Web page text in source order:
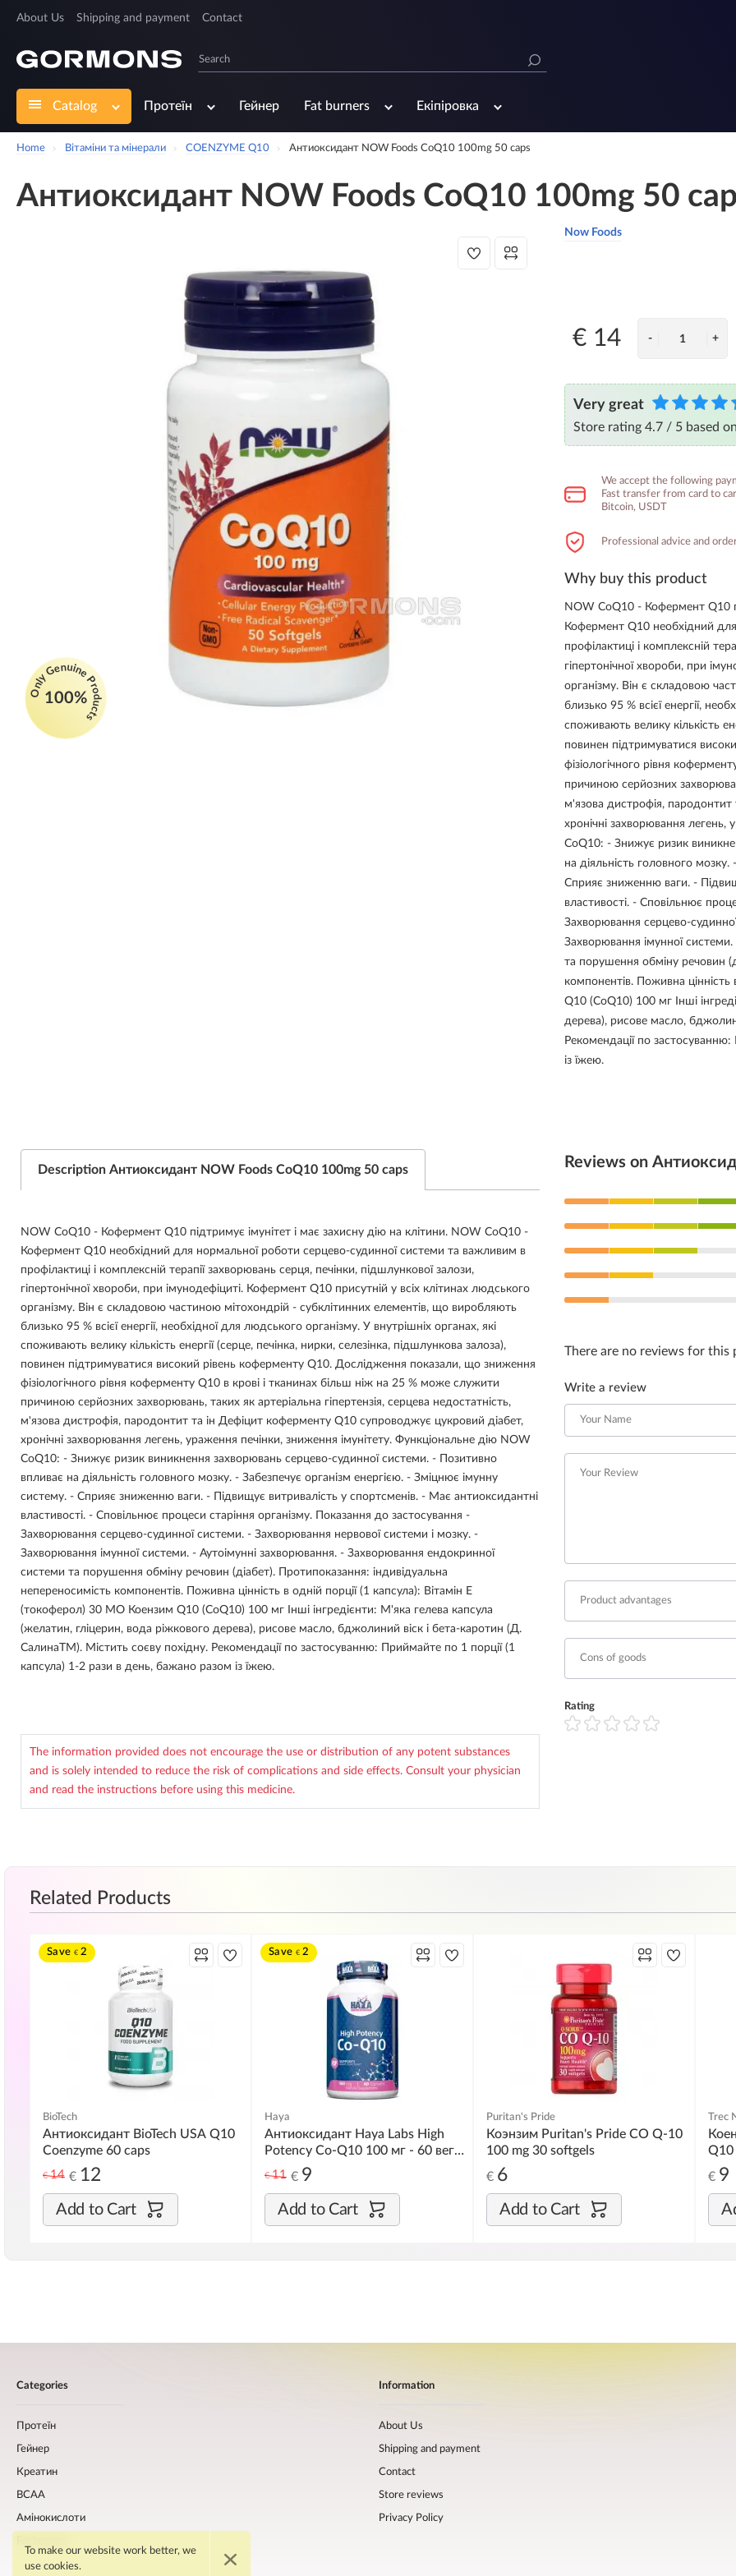
About Us Shipping and payment Contact
Catalog Протеїн Гейнер Fat burners Екіпіровка
Home Вітаміни та мінерали COENZYME Q10 Антиоксидант NOW Foods CoQ10 100mg 50 caps
Антиоксидант NOW Foods CoQ10 100mg 50
Only Genuine Products
100%
Now Foods
€ 14
Very great
Store rating 4.7 / 5 based
We accept the following
Fast transfer from card to
Bitcoin, USDT
Professional advice and
Why buy this product
NOW CoQ10 - Кофермент Q10
Кофермент Q10 необхідний
профілактиці і комплексній
гіпертонічної хвороби, при
організму. Він є складовою
близько 95 % всієї енергії,
споживають велику кількість
повинен підтримуватися
фізіологічного рівня
причиною серйозних
м'язова дистрофія,
хронічні захворювання
CoQ10: - Знижує ризик
на діяльність головного
Сприяє зниженню ваги. -
властивості. - Сповільнює
Захворювання серцево-
Захворювання імунної
та порушення обміну речовин
компонентів. Поживна
Q10 (CoQ10) 100 мг Інші
дерева), рисове масло,
Рекомендації по
із їжею.
Description Антиоксидант NOW Foods CoQ10 100mg 50 caps
NOW CoQ10 - Кофермент Q10 підтримує імунітет і має захисну дію на клітини. NOW CoQ10 -
Кофермент Q10 необхідний для нормальної роботи серцево-судинної системи та важливим в
профілактиці і комплексній терапії захворювань серця, печінки, підшлункової залози,
гіпертонічної хвороби, при імунодефіциті. Кофермент Q10 присутній у всіх клітинах людського
організму. Він є складовою частиною мітохондрій - субклітинних елементів, що виробляють
близько 95 % всієї енергії, необхідної для людського організму. У внутрішніх органах, які
споживають велику кількість енергії (серце, печінка, нирки, селезінка, підшлункова залоза),
повинен підтримуватися високий рівень коферменту Q10. Дослідження показали, що зниження
фізіологічного рівня коферменту Q10 в крові і тканинах більш ніж на 25 % може служити
причиною серйозних захворювань, таких як артеріальна гіпертензія, серцева недостатність,
м'язова дистрофія, пародонтит та ін Дефіцит коферменту Q10 супроводжує цукровий діабет,
хронічні захворювання легень, ураження печінки, зниження імунітету. Функціональне дію NOW
CoQ10: - Знижує ризик виникнення захворювань серцево-судинної системи. - Позитивно
впливає на діяльність головного мозку. - Забезпечує організм енергією. - Зміцнює імунну
систему. - Сприяє зниженню ваги. - Підвищує витривалість у спортсменів. - Має антиоксидантні
властивості. - Сповільнює процеси старіння організму. Показання до застосування -
Захворювання серцево-судинної системи. - Захворювання нервової системи і мозку. -
Захворювання імунної системи. - Аутоімунні захворювання. - Захворювання ендокринної
системи та порушення обміну речовин (діабет). Протипоказання: індивідуальна
непереносимість компонентів. Поживна цінність в одній порції (1 капсула): Вітамін Е
(токоферол) 30 МО Коензим Q10 (CoQ10) 100 мг Інші інгредієнти: М'яка гелева капсула
(желатин, гліцерин, вода ріжкового дерева), рисове масло, бджолиний віск і бета-каротин (Д.
СалинаТМ). Містить соєву похідну. Рекомендації по застосуванню: Приймайте по 1 порції (1
капсула) 1-2 рази в день, бажано разом із їжею.
The information provided does not encourage the use or distribution of any potent substances
and is solely intended to reduce the risk of complications and side effects. Consult your physician
and read the instructions before using this medicine.
Reviews on
There are no reviews for this
Write a review
Rating
Related Products
Save € 2
BioTech
Антиоксидант BioTech USA Q10
Coenzyme 60 caps
€14 € 12
Add to Cart
Save € 2
Haya
Антиоксидант Haya Labs High
Potency Co-Q10 100 мг - 60 веган
капс
€11 € 9
Add to Cart
Puritan's Pride
Коэнзим Puritan's Pride CO Q-10
100 mg 30 softgels
€ 6
Add to Cart
Trec
Q10
€ 9
To make our website work better, we
use cookies.
Categories
Протеїн
Гейнер
Креатин
BCAA
Амінокислоти
Information
About Us
Shipping and payment
Contact
Store reviews
Privacy Policy